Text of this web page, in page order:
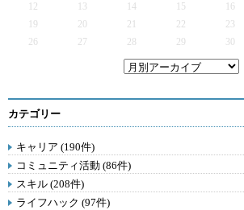
12
13 14 15 16
19
20 21 22 23
26
27 28 29 30
カテゴリー
キャリア (190件)
コミュニティ活動 (86件)
スキル (208件)
ライフハック (97件)